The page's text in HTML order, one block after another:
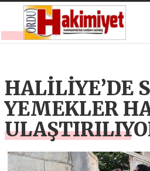
HALİLİYE’DE
YEMEKLER